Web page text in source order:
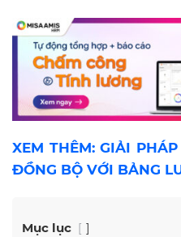
XEM THÊM: GIẢI
ĐỒNG BỘ VỚI BẢNG
Mục lục